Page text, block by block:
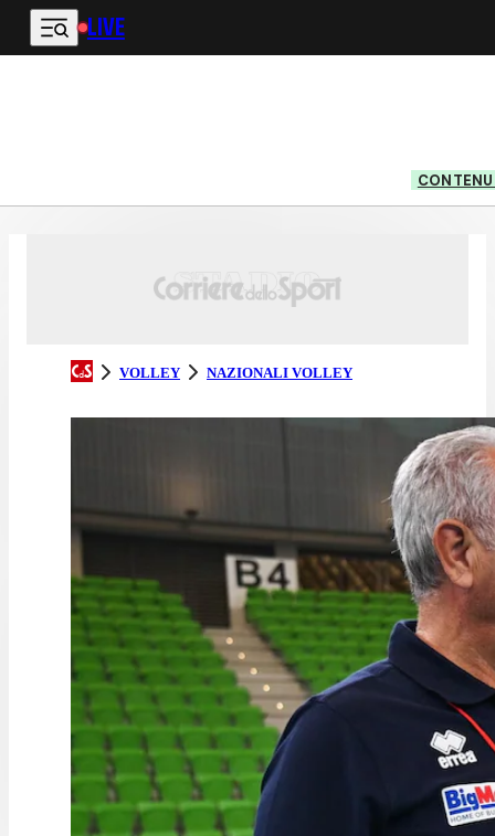
Vai al contenuto principale
LIVE
VOLLEY NAZIONALI VOLLEY